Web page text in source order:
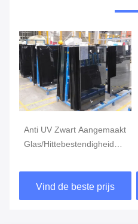
Anti UV Zwart Aangemaakt
Glas/Hittebestendigheid
Vind de beste prijs